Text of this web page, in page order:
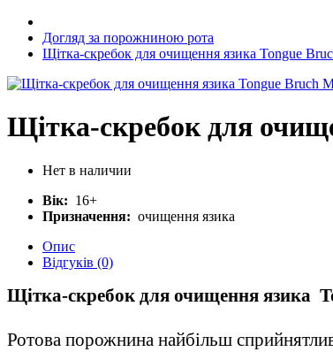
Догляд за порожниною рота
Щітка-скребок для очищення язика Tongue
Щітка-скребок для
Нет в наличии
Вік: 16+
Призначення: очищення язика
Опис
Відгуків (0)
Щітка-скребок для очищення язика
Ротова порожнина найбільш